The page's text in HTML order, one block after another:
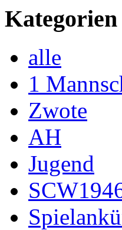
Kategorien
alle
1
Zwote
AH
Jugend